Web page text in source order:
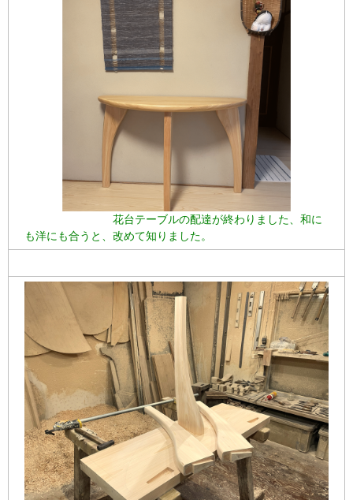
花台テーブルの配達が終わりました、和に
も洋にも合うと、改めて知りました。